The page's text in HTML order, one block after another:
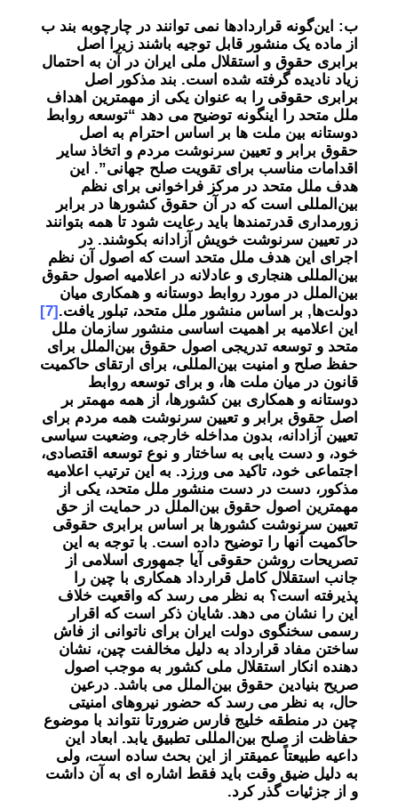
ب: این‌گونه قراردادها نمی توانند در چارچوبه بند ب
از ماده یک منشور قابل توجیه باشند زیرا اصل
برابری حقوق و استقلال ملی ایران در آن به احتمال
زیاد نادیده گرفته شده است. بند مذکور اصل
برابری حقوقی را به عنوان یکی از مهمترین اهداف
ملل متحد را اینگونه توضیح می دهد “توسعه روابط
دوستانه بین ملت ها بر اساس احترام به اصل
حقوق برابر و تعیین سرنوشت مردم و اتخاذ سایر
اقدامات مناسب برای تقویت صلح جهانی”. این
هدف ملل متحد در مرکز فراخوانی برای نظم
بین‌المللی است که در آن حقوق کشورها در برابر
زور‌‌مداری قدرتمند‌ها باید رعایت شود تا همه بتوانند
در تعیین سرنوشت خویش آزادانه بکوشند. در
اجرای این هدف ملل متحد است که اصول آن نظم
بین‌المللی هنجاری و عادلانه در اعلامیه اصول حقوق
بین‌الملل در مورد روابط دوستانه و همکاری میان
دولت‌ها, بر اساس منشور ملل متحد، تبلور یافت.[7]
این اعلامیه بر اهمیت اساسی منشور سازمان ملل
متحد و توسعه تدریجی اصول حقوق بین‌الملل برای
حفظ صلح و امنیت بین‌المللی، برای ارتقای حاکمیت
قانون در میان ملت ها، و برای توسعه روابط
دوستانه و همکاری بین کشورها، از همه مهمتر بر
اصل حقوق برابر و تعیین سرنوشت همه مردم برای
تعیین آزادانه، بدون مداخله خارجی، وضعیت سیاسی
خود، و دست یابی به ساختار و نوع توسعه اقتصادی،
اجتماعی خود، تاکید می ورزد. به این ترتیب اعلامیه
مذکور، دست در دست منشور ملل متحد، یکی از
مهمترین اصول حقوق بین‌الملل در حمایت از حق
تعیین سرنوشت کشورها بر اساس برابری حقوقی
حاکمیت آنها را توضیح داده است. با توجه به این
تصریحات روشن حقوقی آیا جمهوری اسلامی از
جانب استقلال کامل قرارداد همکاری با چین را
پذیرفته است؟ به نظر می رسد که واقعیت خلاف
این را نشان می دهد. شایان ذکر است که اقرار
رسمی سخنگوی دولت ایران برای ناتوانی از فاش
ساختن مفاد قرارداد به دلیل مخالفت چین، نشان
دهنده انکار استقلال ملی کشور به موجب اصول
صریح بنیادین حقوق بین‌الملل می باشد. در‌عین
حال، به نظر می رسد که حضور نیروهای امنیتی
چین در منطقه خلیج فارس ضرورتا نتواند با موضوع
حفاظت از صلح بین‌المللی تطبیق یابد. ابعاد این
داعیه طبیعتاً عمیقتر از این بحث ساده است، ولی
به دلیل ضیق وقت باید فقط اشاره ای به آن داشت
و از جزئیات گذر کرد.